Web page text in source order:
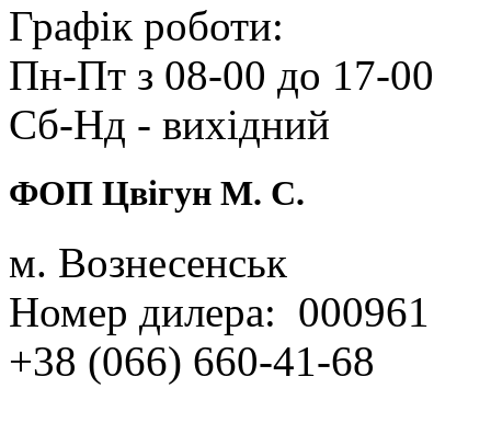
Графік роботи:
Пн‑Пт з 08‑00 до 17‑00
Сб‑Нд ‑ вихідний
ФОП Цвігун М. С.
м. Вознесенськ
Номер дилера: 000961
+38 (066) 660‑41‑68